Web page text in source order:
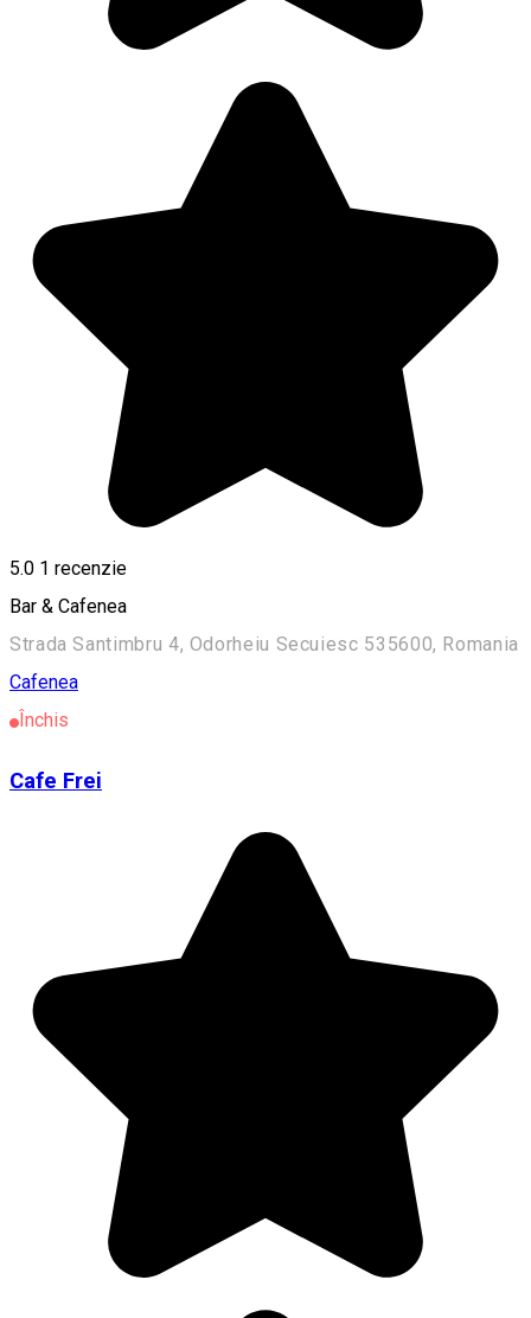
5.0 1 recenzie
Bar & Cafenea
Strada Santimbru 4, Odorheiu Secuiesc 535600, Romania
Cafenea
Închis
Cafe Frei